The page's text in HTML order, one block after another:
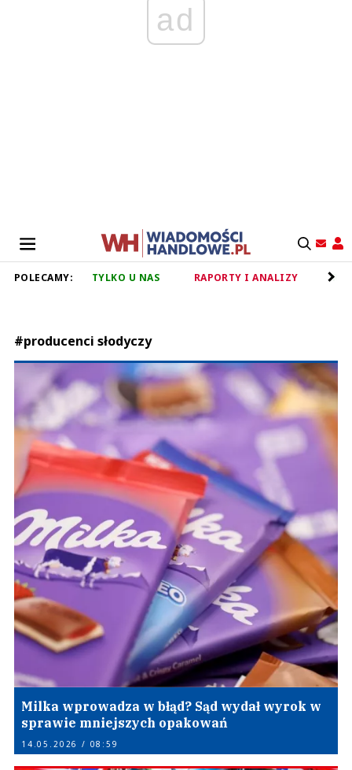
ad
POLECAMY: TYLKO U NAS RAPORTY I ANALIZY
#producenci słodyczy
Milka wprowadza w błąd? Sąd wydał wyrok w
sprawie mniejszych opakowań
14.05.2026 / 08:59